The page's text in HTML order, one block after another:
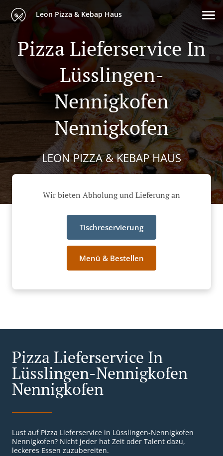
Leon Pizza & Kebap Haus
Pizza Lieferservice In
Lüsslingen-
Nennigkofen
Nennigkofen
LEON PIZZA & KEBAP HAUS
Wir bieten Abholung und Lieferung an
Tischreservierung
Menü & Bestellen
Pizza Lieferservice In
Lüsslingen-Nennigkofen
Nennigkofen
Lust auf Pizza Lieferservice in Lüsslingen-Nennigkofen
Nennigkofen? Nicht jeder hat Zeit oder Talent dazu,
leckeres Essen zuzubereiten.